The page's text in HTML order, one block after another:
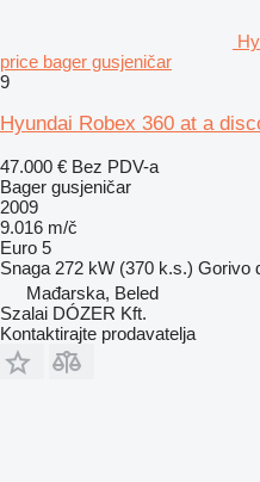
price bager gusjeničar
9
Hyundai Robex 360 at a
47.000 € Bez PDV-a
Bager gusjeničar
2009
9.016 m/č
Euro 5
Snaga 272 kW (370 k.s.) Gorivo
Mađarska, Beled
Szalai DÓZER Kft.
Kontaktirajte prodavatelja